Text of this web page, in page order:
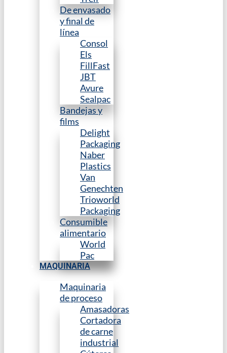
De envasado
y final de
línea
Consol
Els
FillFast
JBT
Avure
Sealpac
Bandejas y
films
Delight
Packaging
Naber
Plastics
Van
Genechten
Trioworld
Packaging
Consumible
alimentario
World
Pac
MAQUINARIA
Maquinaria
de proceso
Amasadoras
Cortadora
de carne
industrial